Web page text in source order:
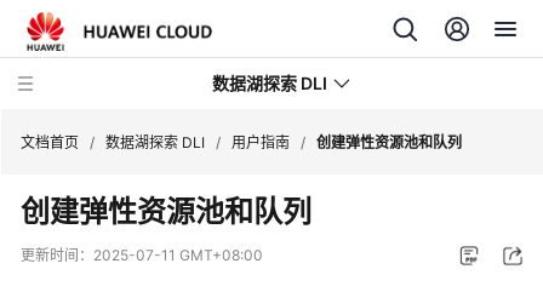
数据湖探索 DLI
最
新
文档首页 / 数据湖探索 DLI / 用户指南 / 创建弹性资源池和队列
创建弹性资源池和队列
更新时间： 2025-07-11 GMT+08:00